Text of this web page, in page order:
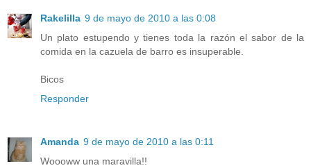
Rakelilla 9 de mayo de 2010 a las 0:08
Un plato estupendo y tienes toda la razón el sabor de la
comida en la cazuela de barro es insuperable.
Bicos
Responder
Amanda 9 de mayo de 2010 a las 0:11
Woooww una maravilla!!